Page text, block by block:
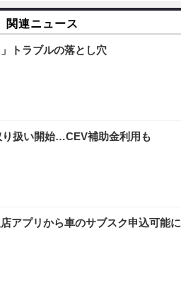
関連ニュース
トラブルの落とし穴
扱い開始…CEV補助金利用も
アプリから車のサブスク申込可能に